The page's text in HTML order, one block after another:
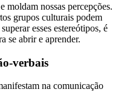
moldam nossas percepções.
grupos culturais podem
esses estereótipos, é
se abrir e aprender.
verbais
na comunicação